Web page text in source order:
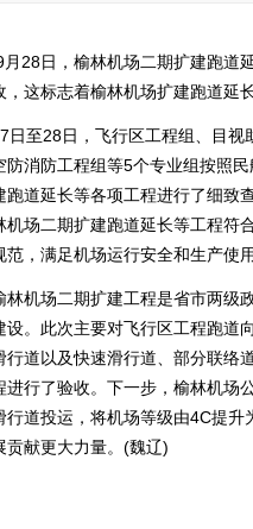
日，榆林机场二期扩建跑道延
，这标志着榆林机场扩建跑道延
28日，飞行区工程组、目视助
防消防工程组等5个专业组按照
跑道延长等各项工程进行了细致
机场二期扩建跑道延长等工程符
范，满足机场运行安全和生产使
场二期扩建工程是省市两级政
设。此次主要对飞行区工程跑道
行道以及快速滑行道、部分联络
进行了验收。下一步，榆林机场
行道投运，将机场等级由4C提
贡献更大力量。(魏辽)